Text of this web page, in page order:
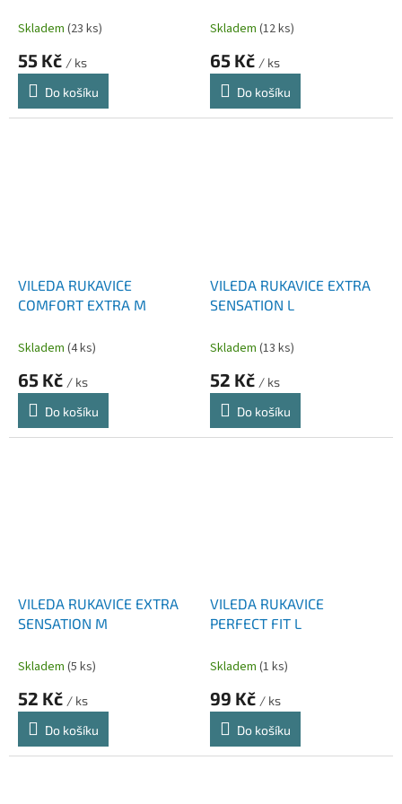
Skladem (23 ks)
55 Kč / ks
Do košíku
Skladem (12 ks)
65 Kč / ks
Do košíku
VILEDA RUKAVICE
COMFORT EXTRA M
Skladem (4 ks)
65 Kč / ks
Do košíku
VILEDA RUKAVICE EXTRA
SENSATION L
Skladem (13 ks)
52 Kč / ks
Do košíku
VILEDA RUKAVICE EXTRA
SENSATION M
Skladem (5 ks)
52 Kč / ks
Do košíku
VILEDA RUKAVICE
PERFECT FIT L
Skladem (1 ks)
99 Kč / ks
Do košíku